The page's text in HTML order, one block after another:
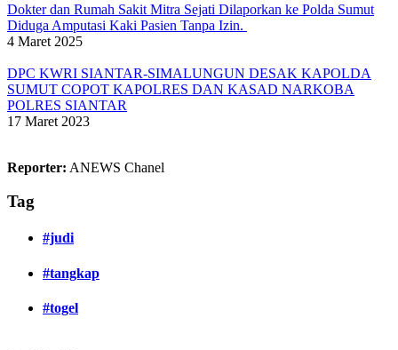
Dokter dan Rumah Sakit Mitra Sejati Dilaporkan ke Polda Sumut
Diduga Amputasi Kaki Pasien Tanpa Izin.
4 Maret 2025
DPC KWRI SIANTAR-SIMALUNGUN DESAK KAPOLDA
SUMUT COPOT KAPOLRES DAN KASAD NARKOBA
POLRES SIANTAR
17 Maret 2023
Reporter: ANEWS Chanel
Tag
#judi
#tangkap
#togel